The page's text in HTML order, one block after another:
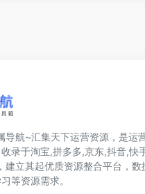
导航~汇集天下运营资源，是运
录于淘宝,拼多多,京东,抖音,快
建立其起优质资源整合平台，数
等资源需求。